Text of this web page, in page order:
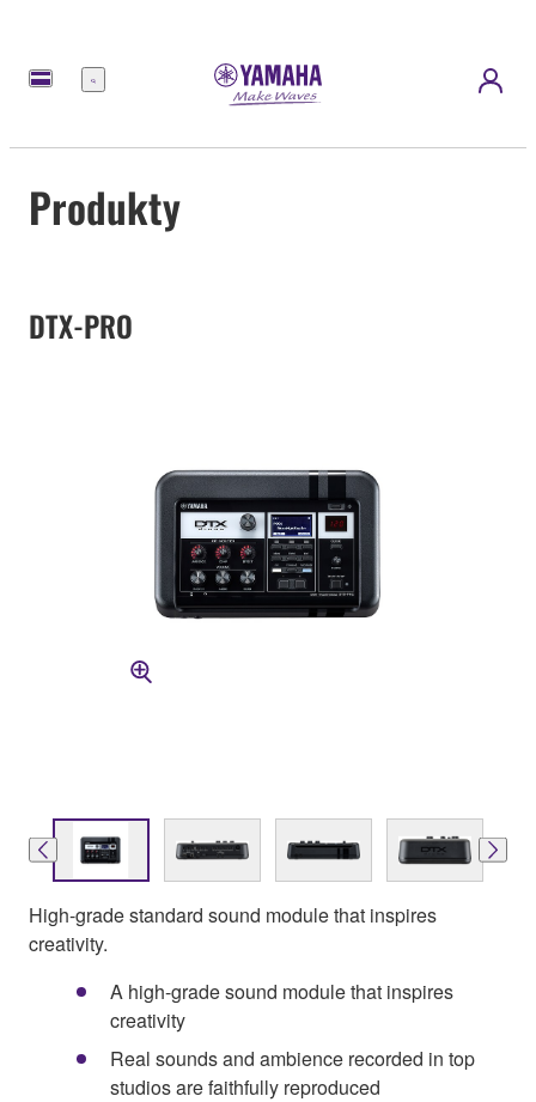
Nabídka
Produkty
DTX-PRO
High-grade standard sound module that inspires
creativity.
A high-grade sound module that inspires
creativity
Real sounds and ambience recorded in top
studios are faithfully reproduced